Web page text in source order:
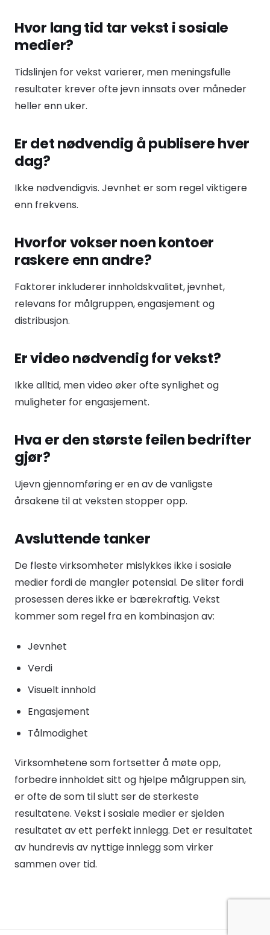
Hvor lang tid tar vekst i sosiale
medier?
Tidslinjen for vekst varierer, men meningsfulle
resultater krever ofte jevn innsats over måneder
heller enn uker.
Er det nødvendig å publisere hver
dag?
Ikke nødvendigvis. Jevnhet er som regel viktigere
enn frekvens.
Hvorfor vokser noen kontoer
raskere enn andre?
Faktorer inkluderer innholdskvalitet, jevnhet,
relevans for målgruppen, engasjement og
distribusjon.
Er video nødvendig for vekst?
Ikke alltid, men video øker ofte synlighet og
muligheter for engasjement.
Hva er den største feilen bedrifter
gjør?
Ujevn gjennomføring er en av de vanligste
årsakene til at veksten stopper opp.
Avsluttende tanker
De fleste virksomheter mislykkes ikke i sosiale
medier fordi de mangler potensial. De sliter fordi
prosessen deres ikke er bærekraftig. Vekst
kommer som regel fra en kombinasjon av:
Jevnhet
Verdi
Visuelt innhold
Engasjement
Tålmodighet
Virksomhetene som fortsetter å møte opp,
forbedre innholdet sitt og hjelpe målgruppen sin,
er ofte de som til slutt ser de sterkeste
resultatene. Vekst i sosiale medier er sjelden
resultatet av ett perfekt innlegg. Det er resultatet
av hundrevis av nyttige innlegg som virker
sammen over tid.